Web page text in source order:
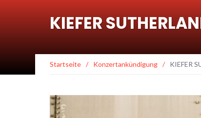
KIEFER
Startseite / Konzertankündigung / KIEFER